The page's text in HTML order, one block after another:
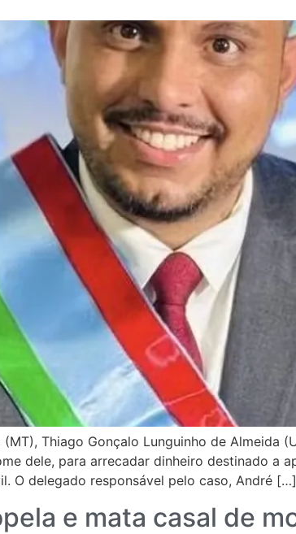
Thiago Gonçalo Lunguinho de Almeida
dele, para arrecadar dinheiro destinado a
O delegado responsável pelo caso, André […]
e mata casal de